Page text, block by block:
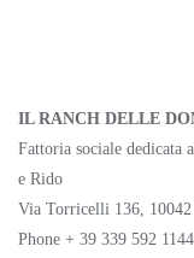
IL RANCH DELLE
Fattoria sociale dedicata
e Rido
Via Torricelli 136,
Phone + 39 339 592 1144